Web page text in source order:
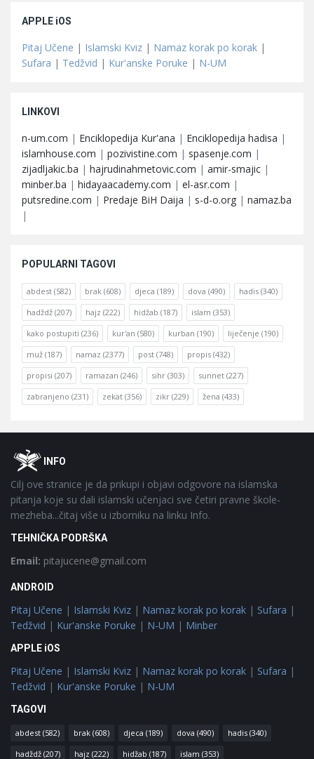
APPLE iOS
Pitaj Učene | Islamski Kviz | Namaz korak po korak |
Sufara | Tedžvid | Kur'anske Poruke | N-UM
LINKOVI
n-um.com | Enciklopedija Kur'ana | Enciklopedija hadisa |
islamhouse.com | pozivistine.com | spasenje.com |
zijadljakic.ba | hajrudinahmetovic.com | amir-smajic |
minber.ba | hidayaacademy.com | el-asr.com |
putsredine.com | Predaje BiH Daija | s-d-o.org | namaz.ba
|
POPULARNI TAGOVI
abdest (582) brak (608) djeca (189) dova (490) hadis (340)
hadždž (207) hajz (222) hidžab (187) islam (353)
kako postupiti (236) kur'an (580) kurban (190) liječenje (190)
muž (187) namaz (2377) post (748) propis (432)
propisi (207) ramazan (246) sihr (303) sunnet (227)
zabranjeno (231) zekat (356) zikr (229) žena (433)
FooterOINFO
Cilj ove stranice je da prikupi i objavi odgovore na islamska
pitanja koje su dali islamski učenjaci sve četiri pravne škole-
mezheba...čitaj više u izborniku na linku Info.
TEHNIČKA PODRŠKA
Email: pitajucene@gmail.com
ANDROID
Pitaj Učene | Islamski Kviz | Namaz korak po korak | Sufara |
Tedžvid | Kur'anske Poruke | N-UM | Minber
APPLE iOS
Pitaj Učene | Islamski Kviz | Namaz korak po korak | Sufara |
Tedžvid | Kur'anske Poruke | N-UM
TAGOVI
abdest (582) brak (608) djeca (189) dova (490) hadis (340)
hadždž (207) hajz (222) hidžab (187) islam (353)